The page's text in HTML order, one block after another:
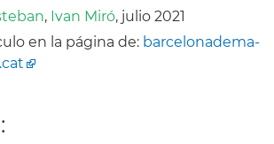
, Ivan Miró, julio 2021
en la página de: barcelonadema-